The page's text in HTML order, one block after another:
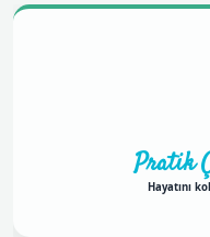
Pratik
Hayatını